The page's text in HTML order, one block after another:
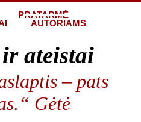
PRATARMĖ
AUTORIAMS
ateistai
– pats
Gėtė